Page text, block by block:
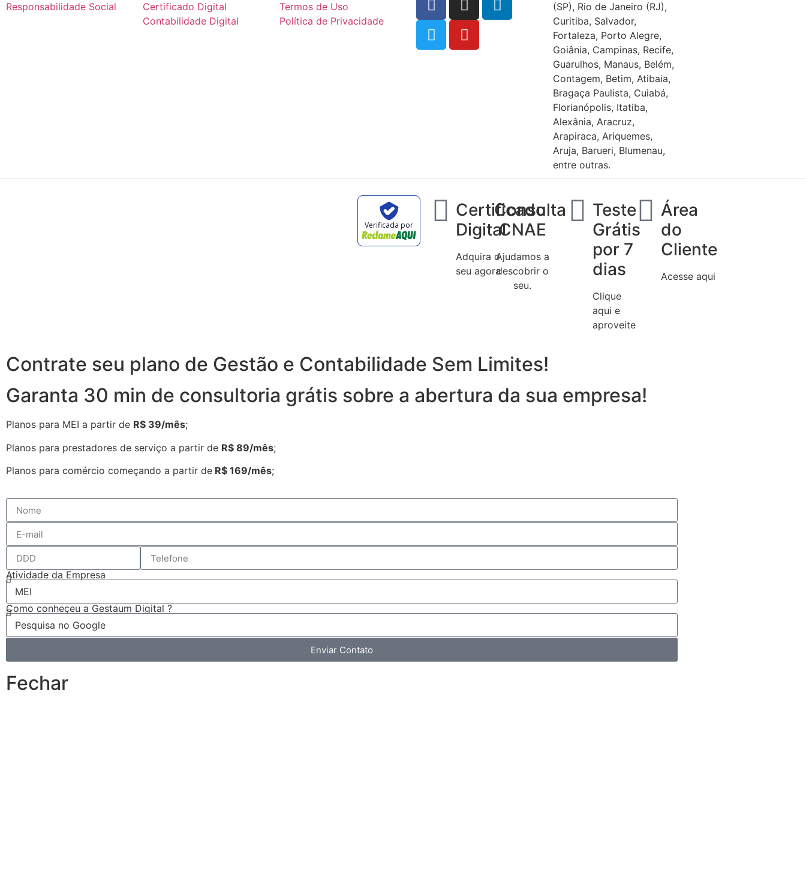
Responsabilidade Social
Certificado Digital
Contabilidade Digital
Termos de Uso
Política de Privacidade
(SP), Rio de Janeiro (RJ),
Curitiba, Salvador,
Fortaleza, Porto Alegre,
Goiânia, Campinas, Recife,
Guarulhos, Manaus, Belém,
Contagem, Betim, Atibaia,
Bragaça Paulista, Cuiabá,
Florianópolis, Itatiba,
Alexânia, Aracruz,
Arapiraca, Ariquemes,
Aruja, Barueri, Blumenau,
entre outras.
Verificada por
Certificado
Digital
Adquira o
seu agora
Consulta
CNAE
Ajudamos a
descobrir o
seu.
Teste
Grátis
por 7
dias
Clique
aqui e
aproveite
Área
do
Cliente
Acesse aqui
Contrate seu plano de Gestão e Contabilidade Sem Limites!
Garanta 30 min de consultoria grátis sobre a abertura da sua empresa!
Planos para MEI a partir de R$ 39/mês;
Planos para prestadores de serviço a partir de R$ 89/mês;
Planos para comércio começando a partir de R$ 169/mês;
Atividade da Empresa
Como conheçeu a Gestaum Digital ?
Enviar Contato
Fechar